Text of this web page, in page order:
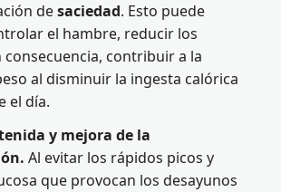
desaciedad. Esto puede
el hambre, reducir los
consecuencia, contribuir a la
al disminuir la ingesta calórica
el día.
y mejora de la
Al evitar los rápidos picos y
que provocan los desayunos